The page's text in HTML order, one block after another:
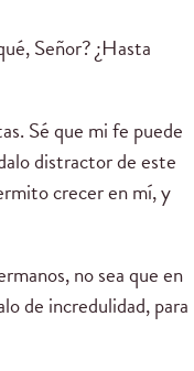
Señor? ¿Hasta
Sé que mi fe puede
distractor de este
crecer en mí, y
no sea que en
de incredulidad, para